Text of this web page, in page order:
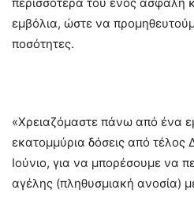
εμβόλια, ώστε να
ποσότητες.
«Χρειαζόμαστε πάνω από ένα
εκατομμύρια δόσεις από τέλος
Ιούνιο, για να μπορέσουμε να
αγέλης (πληθυσμιακή ανοσία)